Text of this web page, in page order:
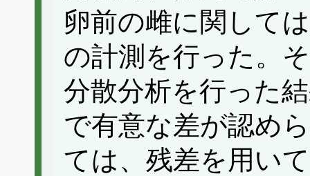
卵前の雌に関して
の計測を行った。
分散分析を行った
で有意な差が認め
ては、残差を用い